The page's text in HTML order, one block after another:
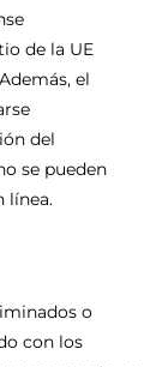
de la UE
el
del
se pueden
línea.
o
con los